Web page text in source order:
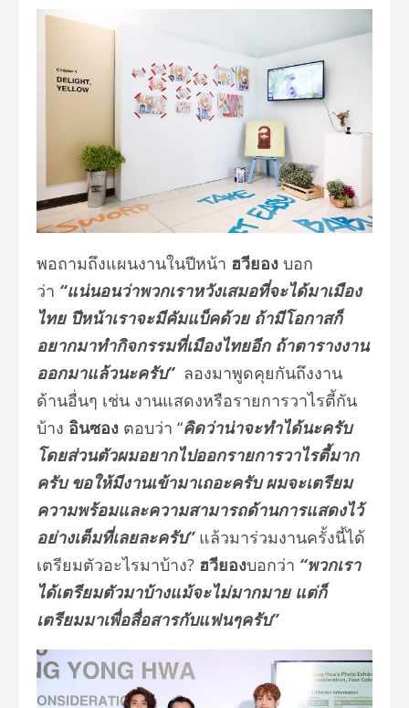
พอถามถึงแผนงานในปีหน้า ฮวียอง บอก
ว่า “แน่นอนว่าพวกเราหวังเสมอที่จะได้มาเมือง
ไทย ปีหน้าเราจะมีคัมแบ็คด้วย ถ้ามีโอกาสก็
อยากมาทำกิจกรรมที่เมืองไทยอีก ถ้าตารางงาน
ออกมาแล้วนะครับ”ลองมาพูดคุยกันถึงงาน
ด้านอื่นๆ เช่น งานแสดงหรือรายการวาไรตี้กัน
บ้าง อินซอง ตอบว่า “คิดว่าน่าจะทำได้นะครับ
โดยส่วนตัวผมอยากไปออกรายการวาไรตี้มาก
ครับ ขอให้มีงานเข้ามาเถอะครับ ผมจะเตรียม
ความพร้อมและความสามารถด้านการแสดงไว้
อย่างเต็มที่เลยละครับ”แล้วมาร่วมงานครั้งนี้ได้
เตรียมตัวอะไรมาบ้าง? ฮวียองบอกว่า “พวกเรา
ได้เตรียมตัวมาบ้างแม้จะไม่มากมาย แต่ก็
เตรียมมาเพื่อสื่อสารกับแฟนๆครับ”